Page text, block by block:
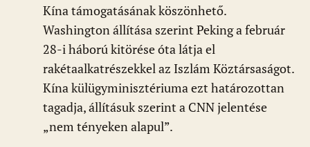
Kína támogatásának köszönhető.
Washington állítása szerint Peking a február
28-i háború kitörése óta látja el
rakétaalkatrészekkel az Iszlám Köztársaságot.
Kína külügyminisztériuma ezt határozottan
tagadja, állításuk szerint a CNN jelentése
„nem tényeken alapul”.